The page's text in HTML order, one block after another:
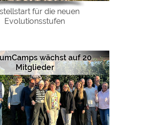
für die neuen
Evolutionsstufen
wächst auf 20
Mitglieder